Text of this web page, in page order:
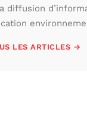
diffusion
LES ARTICLES →